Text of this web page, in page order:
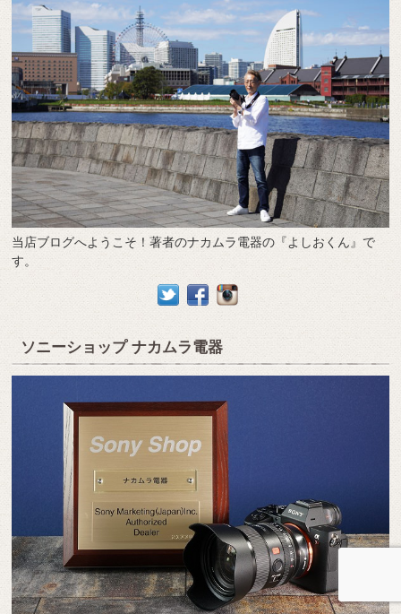
当店ブログへようこそ！著者のナカムラ電器の『よしおくん』で
す。
ソニーショップ ナカムラ電器